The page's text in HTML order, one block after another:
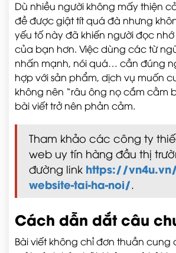
Dù nhiều người không mấy thiện
đề được giật tít quá đà nhưng
yếu tố này đã khiến người đọc
của bạn hơn. Việc dùng các từ
nhấn mạnh, nói quá… cần đúng
hợp với sản phẩm, dịch vụ muốn
không nên “râu ông nọ cắm cằm
bài viết trở nên phản cảm.
Tham khảo các công ty
web uy tín hàng đầu thị
đường link https://
website-tai-ha-noi/.
Cách dẫn dắt câu
Bài viết không chỉ đơn thuần cung